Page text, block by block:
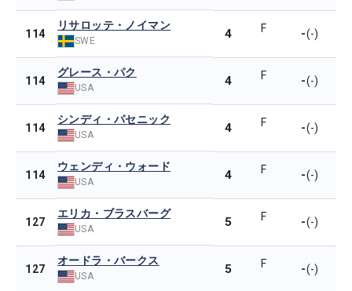
114
リサロッテ・ノイマン
SWE 4 F -(-)
114
グレース・パク
USA 4 F -(-)
114
シンディ・パセニック
USA 4 F -(-)
114
ウェンディ・ウォード
USA 4 F -(-)
127
エリカ・ブラスバーグ
USA 5 F -(-)
127
オードラ・バークス
USA 5 F -(-)